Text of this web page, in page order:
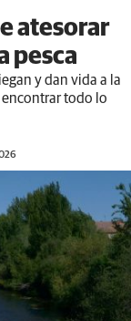
atesorar
pesca
y dan vida a la
encontrar todo lo